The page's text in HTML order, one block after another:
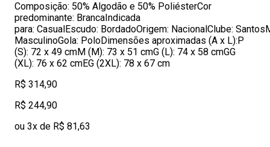
Composição: 50% Algodão e 50% PoliésterCor
predominante: BrancaIndicada
para: CasualEscudo: BordadoOrigem: NacionalClube:
MasculinoGola: PoloDimensões aproximadas (A x L):P
(S): 72 x 49 cmM (M): 73 x 51 cmG (L): 74 x 58 cmGG
(XL): 76 x 62 cmEG (2XL): 78 x 67 cm
R$ 314,90
R$ 244,90
ou 3x de R$ 81,63